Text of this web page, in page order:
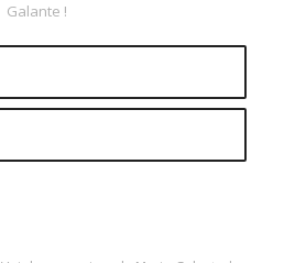
Galante !